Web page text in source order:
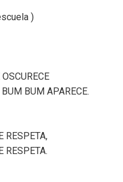
)
BUM APARECE.
RESPETA,
RESPETA.